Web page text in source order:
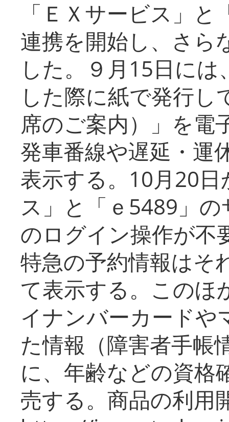
「ＥＸサービス」
連携を開始し、さら
した。９月15日に
した際に紙で発行し
席のご案内）」を電
発車番線や遅延・運
表示する。10月20
ス」と「ｅ5489」
のログイン操作が不
特急の予約情報はそ
て表示する。このほ
イナンバーカードや
た情報（障害者手帳
に、年齢などの資格
売する。商品の利用